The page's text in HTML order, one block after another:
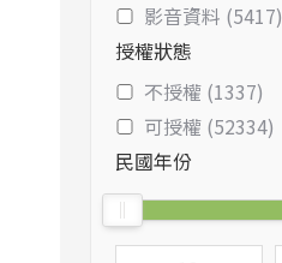
影音資料 (5417)
授權狀態
不授權 (1337)
可授權 (52334)
民國年份